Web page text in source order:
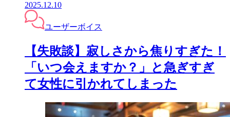
2025.12.10
ユーザーボイス
【失敗談】寂しさから焦りすぎた！
「いつ会えますか？」と急ぎすぎ
て女性に引かれてしまった